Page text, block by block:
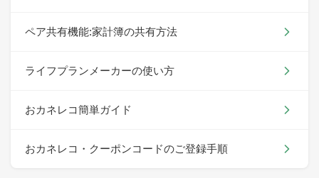
ペア共有機能:家計簿の共有方法
ライフプランメーカーの使い方
おカネレコ簡単ガイド
おカネレコ・クーポンコードのご登録手順